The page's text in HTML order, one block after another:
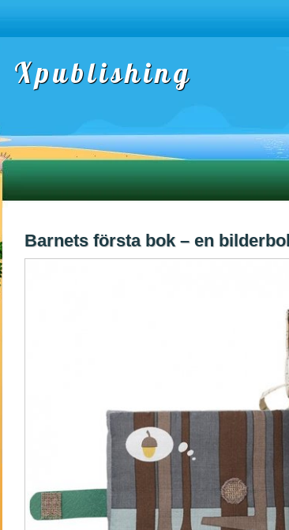
Xpublishing
Barnets första bok – en